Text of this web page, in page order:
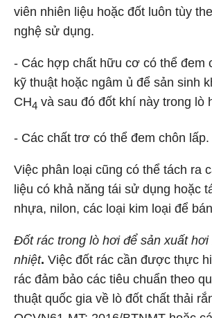
viên nhiên liệu hoặc đốt luôn tùy
nghệ sử dụng.
- Các hợp chất hữu cơ có thể đem
kỹ thuật hoặc ngâm ủ để sản sinh
CH4 và sau đó đốt khí này trong lò
- Các chất trơ có thể đem chôn lấp.
Việc phân loại cũng có thể tách ra
liệu có khả năng tái sử dụng hoặc
nhựa, nilon, các loại kim loại để
Đốt rác trong lò hơi để sản xuất hơi
nhiệt. Việc đốt rác cần được thực
rác đảm bảo các tiêu chuẩn theo
thuật quốc gia về lò đốt chất thải